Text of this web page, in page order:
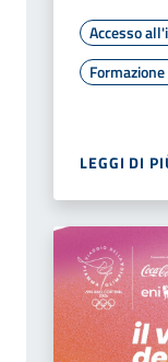
Accesso
LEGGI DI